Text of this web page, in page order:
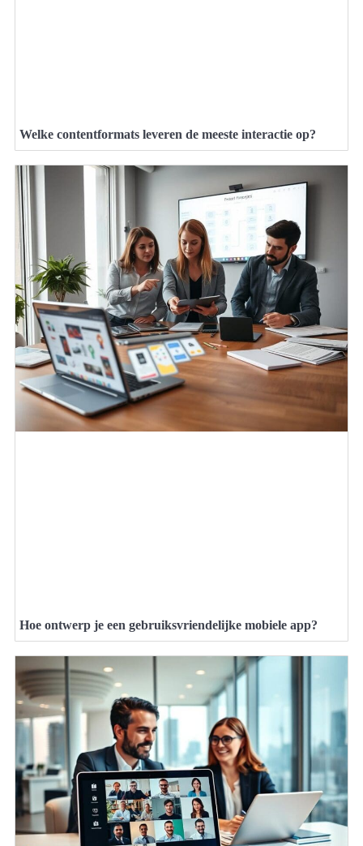
Welke contentformats leveren de meeste interactie op?
Hoe ontwerp je een gebruiksvriendelijke mobiele app?